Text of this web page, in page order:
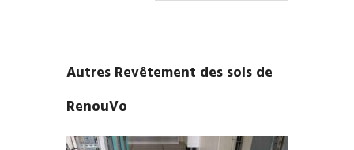
Autres Revêtement des sols de
RenouVo